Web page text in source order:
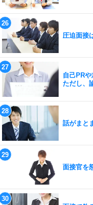
圧迫面接
自己PRや
ただし、
話がまと
面接官を